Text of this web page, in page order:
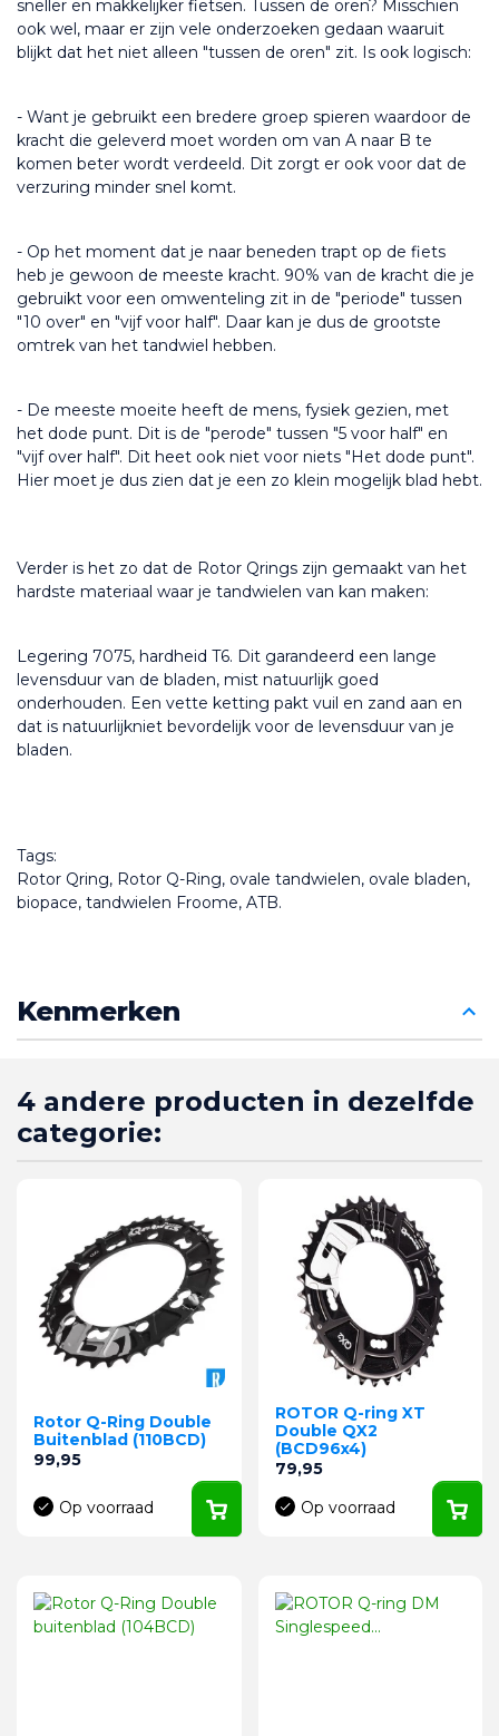
sneller en makkelijker fietsen. Tussen de oren? Misschien
ook wel, maar er zijn vele onderzoeken gedaan waaruit
blijkt dat het niet alleen "tussen de oren" zit. Is ook logisch:
- Want je gebruikt een bredere groep spieren waardoor de
kracht die geleverd moet worden om van A naar B te
komen beter wordt verdeeld. Dit zorgt er ook voor dat de
verzuring minder snel komt.
- Op het moment dat je naar beneden trapt op de fiets
heb je gewoon de meeste kracht. 90% van de kracht die je
gebruikt voor een omwenteling zit in de "periode" tussen
"10 over" en "vijf voor half". Daar kan je dus de grootste
omtrek van het tandwiel hebben.
- De meeste moeite heeft de mens, fysiek gezien, met
het dode punt. Dit is de "perode" tussen "5 voor half" en
"vijf over half". Dit heet ook niet voor niets "Het dode punt".
Hier moet je dus zien dat je een zo klein mogelijk blad hebt.
Verder is het zo dat de Rotor Qrings zijn gemaakt van het
hardste materiaal waar je tandwielen van kan maken:
Legering 7075, hardheid T6. Dit garandeerd een lange
levensduur van de bladen, mist natuurlijk goed
onderhouden. Een vette ketting pakt vuil en zand aan en
dat is natuurlijkniet bevordelijk voor de levensduur van je
bladen.
Tags:
Rotor Qring, Rotor Q-Ring, ovale tandwielen, ovale bladen,
biopace, tandwielen Froome, ATB.
Kenmerken
4 andere producten in dezelfde
categorie:
Rotor Q-Ring Double
Buitenblad (110BCD)
Prijs
99,95
Op voorraad
ROTOR Q-ring XT
Double QX2
(BCD96x4)
Prijs
79,95
Op voorraad